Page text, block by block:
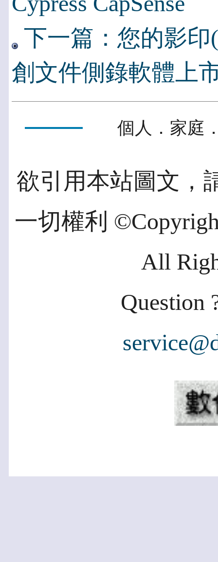
下一篇：您的影
創文件側錄軟體上
個人．家庭
欲引用本站圖文，
一切權利
All
Question